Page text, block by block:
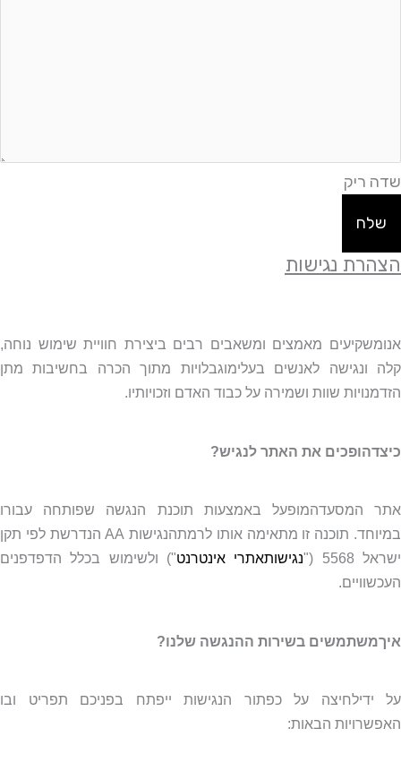
שדה ריק
שלח
הצהרת נגישות
אנומשקיעים מאמצים ומשאבים רבים ביצירת חוויית שימוש נוחה,
קלה ונגישה לאנשים בעלימוגבלויות מתוך הכרה בחשיבות מתן
הזדמנויות שוות ושמירה על כבוד האדם וזכויותיו.
כיצדהופכים את האתר לנגיש?
אתר המסעדהמופעל באמצעות תוכנת הנגשה שפותחה עבורו
במיוחד. תוכנה זו מתאימה אותו לרמתהנגישות AAהנדרשת לפי תקן
ישראל 5568 ("
נגישותאתרי אינטרנט") ולשימוש בכלל הדפדפנים
העכשוויים.
איךמשתמשים בשירות ההנגשה שלנו?
על ידילחיצה על כפתור הנגישות ייפתח בפניכם תפריט ובו
האפשרויות הבאות: